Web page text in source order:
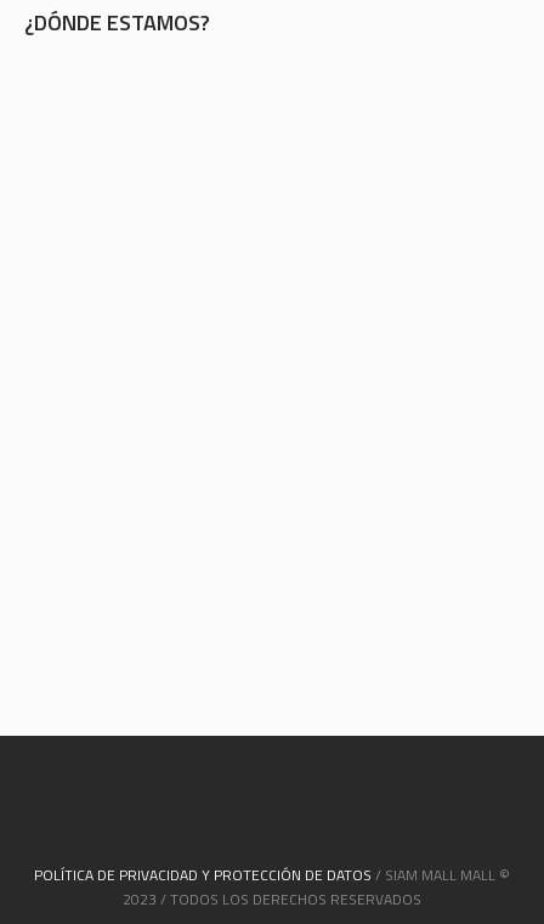
¿DÓNDE ESTAMOS?
POLÍTICA DE PRIVACIDAD Y PROTECCIÓN DE DATOS / SIAM MALL MALL ©
2023 / TODOS LOS DERECHOS RESERVADOS